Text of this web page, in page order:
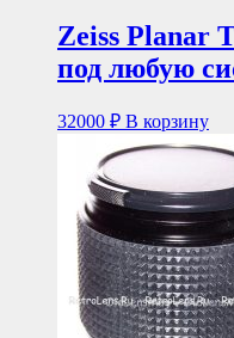
Zeiss Planar
под любую
32000 ₽ В корзину